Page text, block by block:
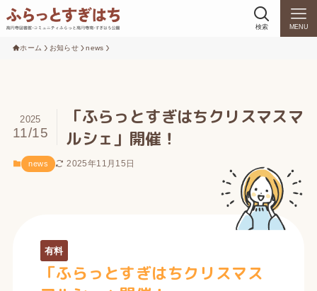
検索 MENU
ホーム お知らせ news
「ふらっとすぎはちクリスマスマ
ルシェ」開催！
2025
11/15
news 2025年11月15日
有料
「ふらっとすぎはちクリスマス